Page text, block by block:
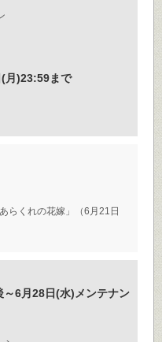
月)23:59まで
らくれの花嫁」（6月21日
6月28日(水)メンテナン